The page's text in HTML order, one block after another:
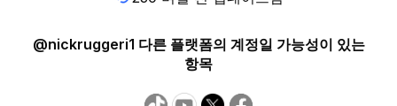
@nickruggeri1 다른 플랫폼의 계정일 가능성이 있는
항목